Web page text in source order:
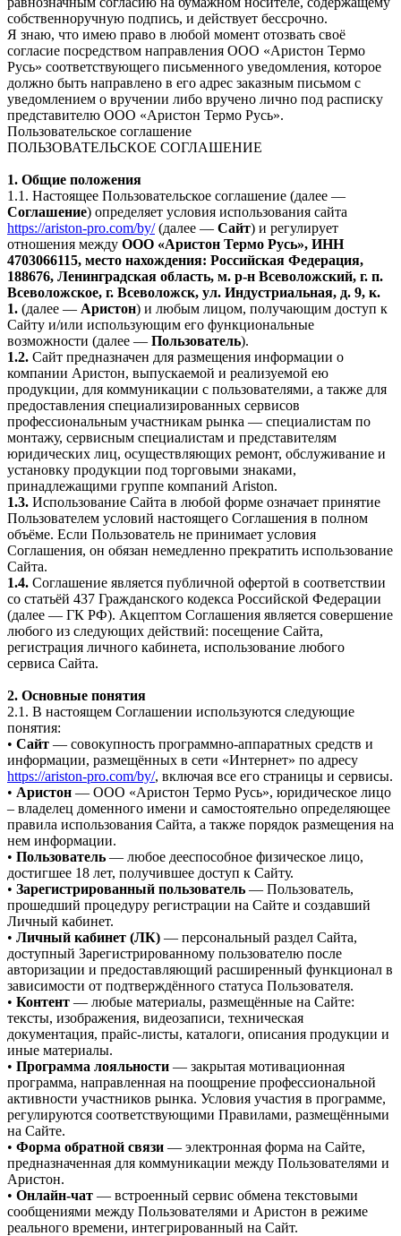
собственноручную подпись, и действует бессрочно.
Я знаю, что имею право в любой момент отозвать своё
согласие посредством направления ООО «Аристон Термо
Русь» соответствующего письменного уведомления, которое
должно быть направлено в его адрес заказным письмом с
уведомлением о вручении либо вручено лично под расписку
представителю ООО «Аристон Термо Русь».
Пользовательское соглашение
ПОЛЬЗОВАТЕЛЬСКОЕ СОГЛАШЕНИЕ
1. Общие положения
1.1. Настоящее Пользовательское соглашение (далее —
Соглашение) определяет условия использования сайта
https://ariston-pro.com/by/(далее — Сайт) и регулирует
отношения между ООО «Аристон Термо Русь», ИНН
4703066115, место нахождения: Российская Федерация,
188676, Ленинградская область, м. р-н Всеволожский, г. п.
Всеволожское, г. Всеволожск, ул. Индустриальная, д. 9, к.
1. (далее — Аристон) и любым лицом, получающим доступ к
Сайту и/или использующим его функциональные
возможности (далее — Пользователь).
1.2. Сайт предназначен для размещения информации о
компании Аристон, выпускаемой и реализуемой ею
продукции, для коммуникации с пользователями, а также для
предоставления специализированных сервисов
профессиональным участникам рынка — специалистам по
монтажу, сервисным специалистам и представителям
юридических лиц, осуществляющих ремонт, обслуживание и
установку продукции под торговыми знаками,
принадлежащими группе компаний Ariston.
1.3. Использование Сайта в любой форме означает принятие
Пользователем условий настоящего Соглашения в полном
объёме. Если Пользователь не принимает условия
Соглашения, он обязан немедленно прекратить использование
Сайта.
1.4. Соглашение является публичной офертой в соответствии
со статьёй 437 Гражданского кодекса Российской Федерации
(далее — ГК РФ). Акцептом Соглашения является совершение
любого из следующих действий: посещение Сайта,
регистрация личного кабинета, использование любого
сервиса Сайта.
2. Основные понятия
2.1. В настоящем Соглашении используются следующие
понятия:
• Сайт — совокупность программно-аппаратных средств и
информации, размещённых в сети «Интернет» по адресу
https://ariston-pro.com/by/, включая все его страницы и сервисы.
• Аристон — ООО «Аристон Термо Русь», юридическое лицо
– владелец доменного имени и самостоятельно определяющее
правила использования Сайта, а также порядок размещения на
нем информации.
• Пользователь — любое дееспособное физическое лицо,
достигшее 18 лет, получившее доступ к Сайту.
• Зарегистрированный пользователь — Пользователь,
прошедший процедуру регистрации на Сайте и создавший
Личный кабинет.
• Личный кабинет (ЛК) — персональный раздел Сайта,
доступный Зарегистрированному пользователю после
авторизации и предоставляющий расширенный функционал в
зависимости от подтверждённого статуса Пользователя.
• Контент — любые материалы, размещённые на Сайте:
тексты, изображения, видеозаписи, техническая
документация, прайс-листы, каталоги, описания продукции и
иные материалы.
• Программа лояльности — закрытая мотивационная
программа, направленная на поощрение профессиональной
активности участников рынка. Условия участия в программе,
регулируются соответствующими Правилами, размещёнными
на Сайте.
• Форма обратной связи — электронная форма на Сайте,
предназначенная для коммуникации между Пользователями и
Аристон.
• Онлайн-чат — встроенный сервис обмена текстовыми
сообщениями между Пользователями и Аристон в режиме
реального времени, интегрированный на Сайт.